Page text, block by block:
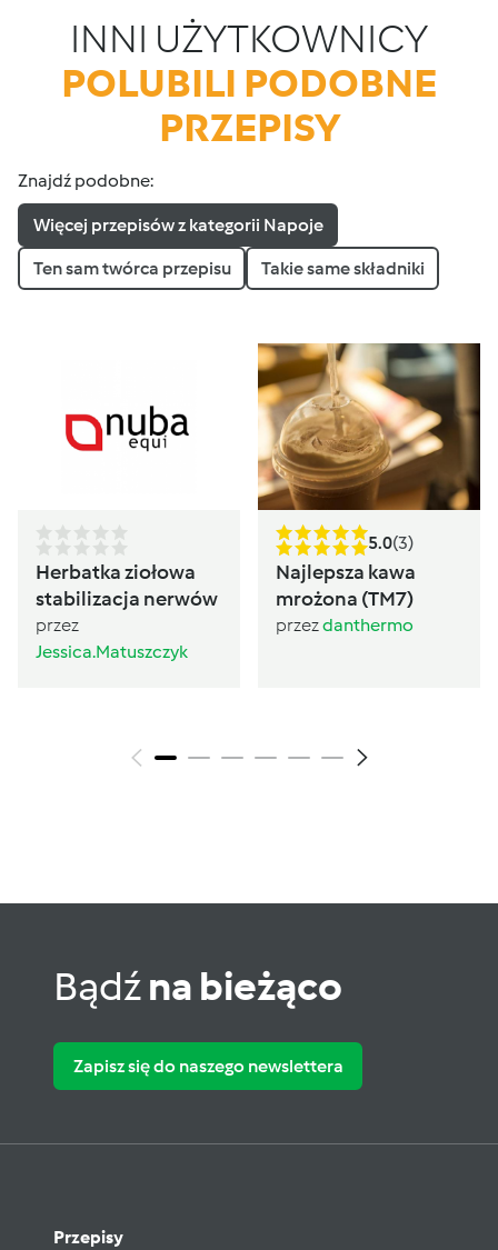
INNI UŻYTKOWNICY
POLUBILI PODOBNE
PRZEPISY
Znajdź podobne:
Więcej przepisów z kategorii Napoje
Ten sam twórca przepisu Takie same składniki
Herbatka ziołowa
stabilizacja nerwów
przez
Jessica.Matuszczyk
5.0(3)
Najlepsza kawa
mrożona (TM7)
przezdanthermo
Bądźna bieżąco
Zapisz się do naszego newslettera
Przepisy